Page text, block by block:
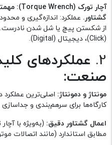
آچار تورک (Torque Wrench):
گشتاور. عملکرد: اندازه‌گیری و
(Click)، دیجیتال (Digital).
2. عملکرد‌های
صنعت:
مونتاژ و دمونتاژ: اصلی‌ترین عملکرد
کارگاه‌ها برای سرهم‌بندی و
اعمال گشتاور دقیق: (به‌ویژه با
مطابق استاندارد (مانند اتصالات